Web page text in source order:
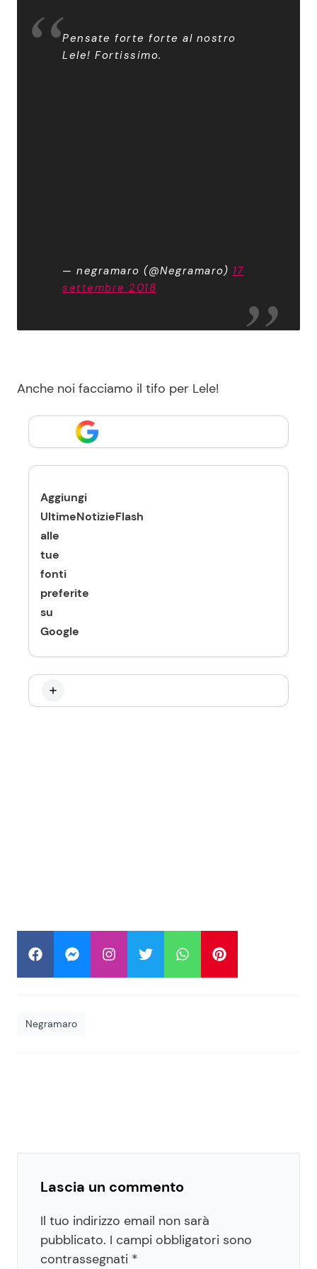
Pensate forte forte al nostro
Lele! Fortissimo.
— negramaro (@Negramaro) 17
settembre 2018
Anche noi facciamo il tifo per Lele!
Aggiungi
UltimeNotizieFlash
alle
tue
fonti
preferite
su
Google
Negramaro
Lascia un commento
Il tuo indirizzo email non sarà
pubblicato. I campi obbligatori sono
contrassegnati *